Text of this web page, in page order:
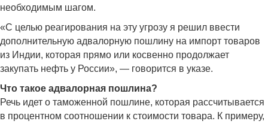
необходимым шагом.
«С целью реагирования на эту угрозу я решил ввести
дополнительную адвалорную пошлину на импорт товаров
из Индии, которая прямо или косвенно продолжает
закупать нефть у России», — говорится в указе.
Что такое адвалорная пошлина?
Речь идет о таможенной пошлине, которая рассчитывается
в процентном соотношении к стоимости товара. К примеру,